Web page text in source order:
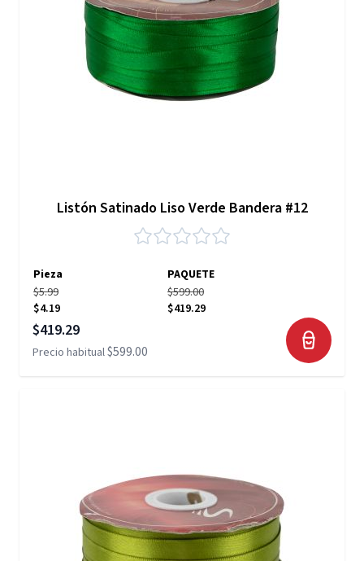
Listón Satinado Liso Verde Bandera #12
Pieza
PAQUETE
$5.99
$4.19
$599.00
$419.29
Precio especial
$419.29
Precio habitual$599.00